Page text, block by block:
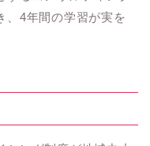
、4年間の学習が実を